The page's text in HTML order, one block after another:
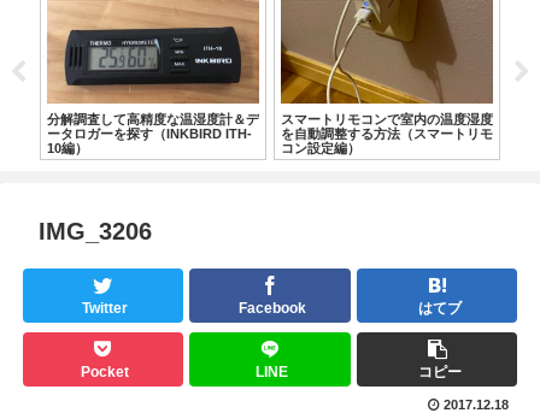
分解調査して高精度な温湿度計＆デ
ータロガーを探す（INKBIRD ITH-
10編）
スマートリモコンで室内の温度湿度
を自動調整する方法（スマートリモ
コン設定編）
IMG_3206
Twitter Facebook はてブ
Pocket LINE コピー
2017.12.18